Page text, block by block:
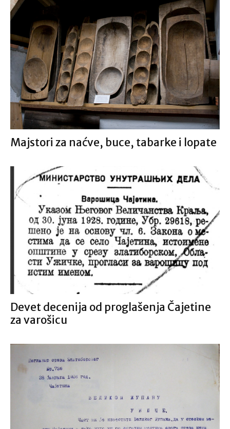
Majstori za naćve, buce, tabarke i lopate
Devet decenija od proglašenja Čajetine
za varošicu